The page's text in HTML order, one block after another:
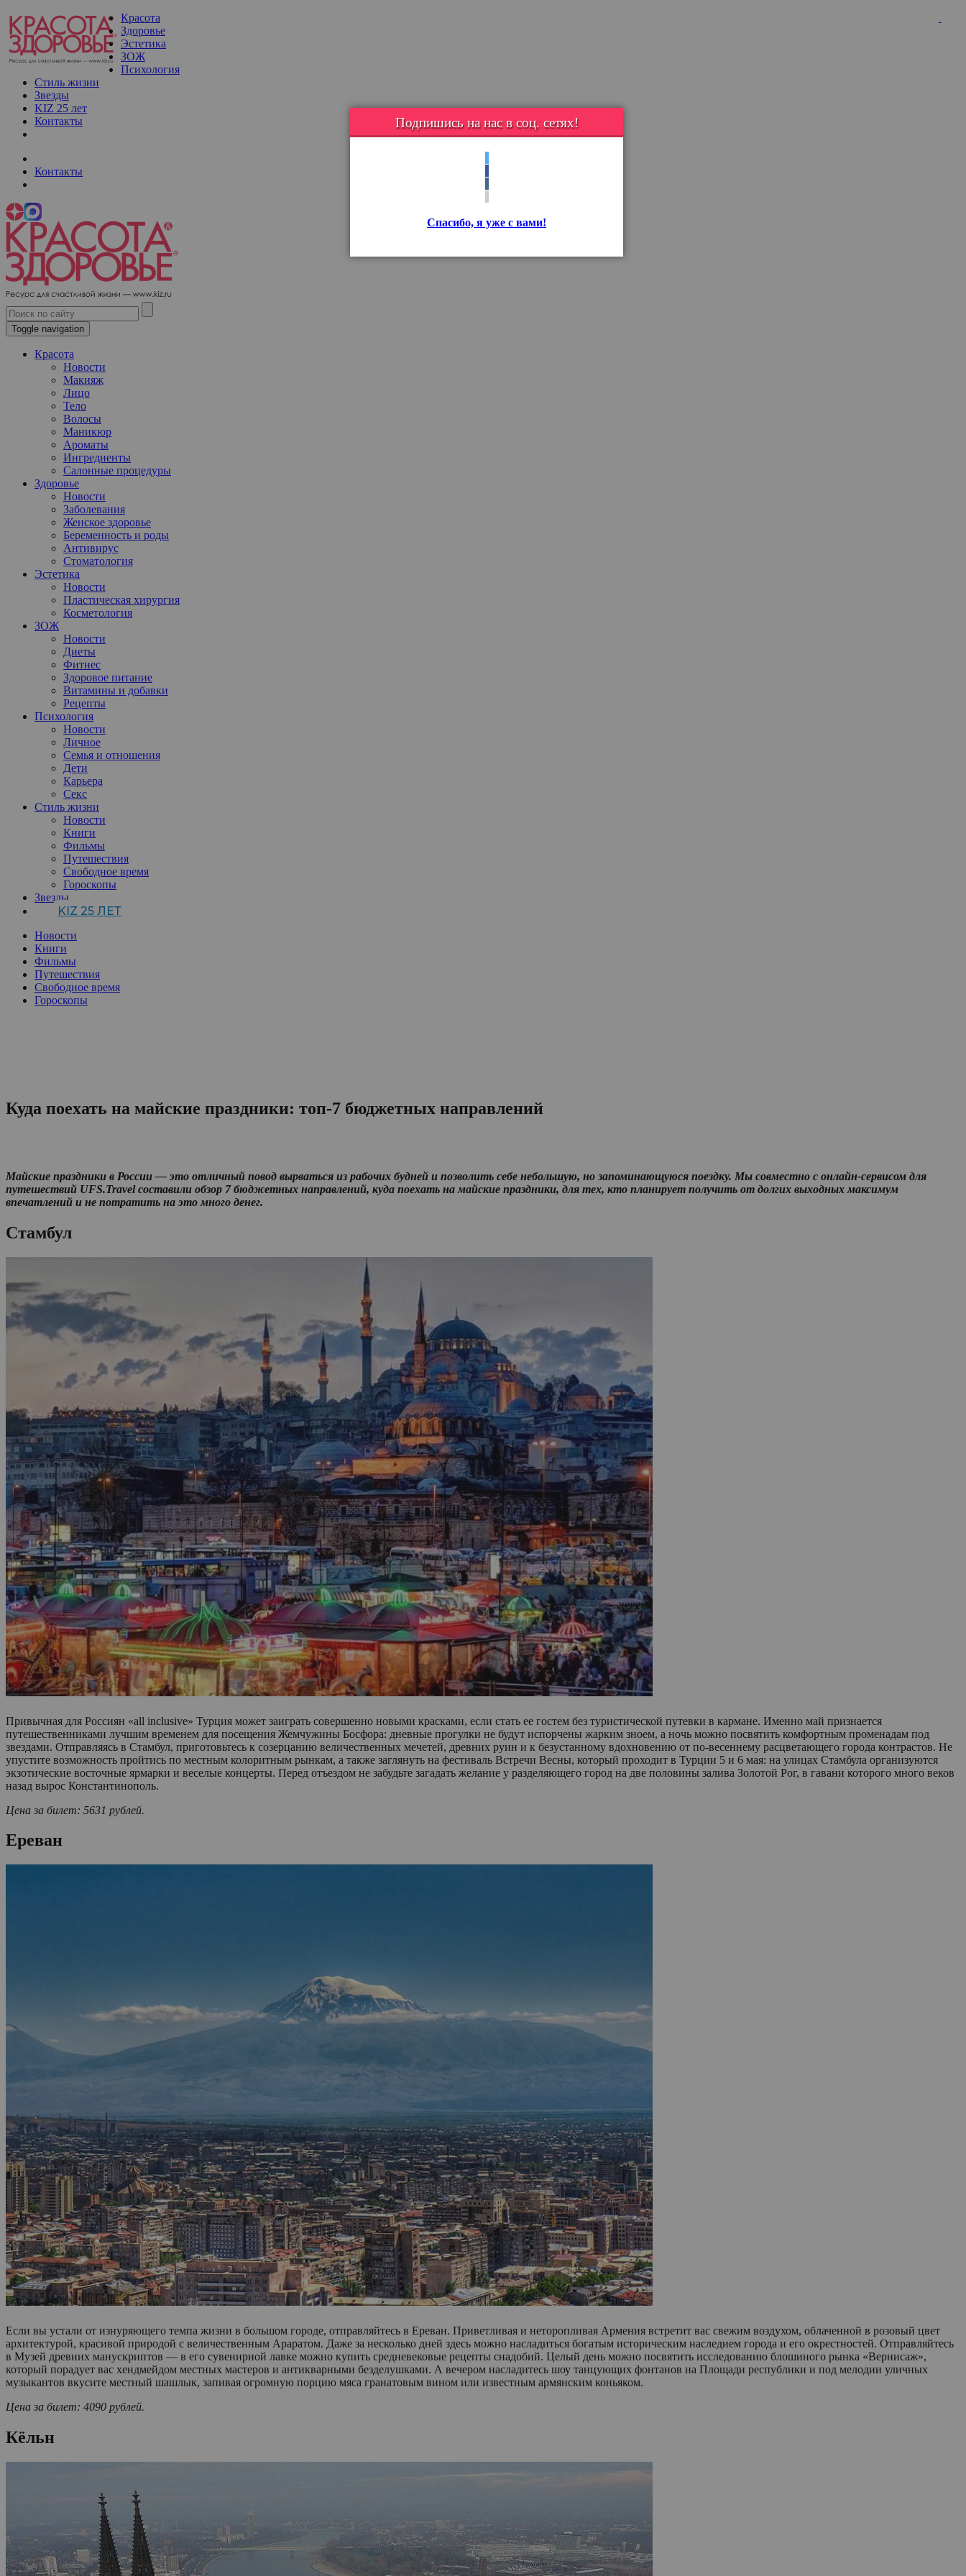
Красота
Здоровье
Эстетика
ЗОЖ
Психология
Стиль жизни
Звезды
KIZ 25 лет
Контакты
Контакты
Toggle navigation
Красота
Новости
Макияж
Лицо
Тело
Волосы
Маникюр
Ароматы
Ингредиенты
Салонные процедуры
Здоровье
Новости
Заболевания
Женское здоровье
Беременность и роды
Антивирус
Стоматология
Эстетика
Новости
Пластическая хирургия
Косметология
ЗОЖ
Новости
Диеты
Фитнес
Здоровое питание
Витамины и добавки
Рецепты
Психология
Новости
Личное
Семья и отношения
Дети
Карьера
Секс
Стиль жизни
Новости
Книги
Фильмы
Путешествия
Свободное время
Гороскопы
Звезды
KIZ 25 ЛЕТ
Новости
Книги
Фильмы
Путешествия
Свободное время
Гороскопы
Подпишись на нас в соц. сетях!
Спасибо, я уже с вами!
Куда поехать на майские праздники: топ-7 бюджетных направлений
Майские праздники в России — это отличный повод вырваться из рабочих будней и позволить себе небольшую, но запоминающуюся поездку. Мы совместно с онлайн-сервисом для
путешествий UFS.Travelсоставили обзор 7 бюджетных направлений, куда поехать на майские праздники, для тех, кто планирует получить от долгих выходных максимум
впечатлений и не потратить на это много денег.
Стамбул
Привычная для Россиян «all inclusive» Турция может заиграть совершенно новыми красками, если стать ее гостем без туристической путевки в кармане. Именно май признается
путешественниками лучшим временем для посещения Жемчужины Босфора: дневные прогулки не будут испорчены жарким зноем, а ночь можно посвятить комфортным променадам под
звездами. Отправляясь в Стамбул, приготовьтесь к созерцанию величественных мечетей, древних руин и к безустанному вдохновению от по-весеннему расцветающего города контрастов. Не
упустите возможность пройтись по местным колоритным рынкам, а также заглянуть на фестиваль Встречи Весны, который проходит в Турции 5 и 6 мая: на улицах Стамбула организуются
экзотические восточные ярмарки и веселые концерты. Перед отъездом не забудьте загадать желание у разделяющего город на две половины залива Золотой Рог, в гавани которого много веков
назад вырос Константинополь.
Цена за билет: 5631 рублей.
Ереван
Если вы устали от изнуряющего темпа жизни в большом городе, отправляйтесь в Ереван. Приветливая и неторопливая Армения встретит вас свежим воздухом, облаченной в розовый цвет
архитектурой, красивой природой с величественным Араратом. Даже за несколько дней здесь можно насладиться богатым историческим наследием города и его окрестностей. Отправляйтесь
в Музей древних манускриптов — в его сувенирной лавке можно купить средневековые рецепты снадобий. Целый день можно посвятить исследованию блошиного рынка «Вернисаж»,
который порадует вас хендмейдом местных мастеров и антикварными безделушками. А вечером насладитесь шоу танцующих фонтанов на Площади республики и под мелодии уличных
музыкантов вкусите местный шашлык, запивая огромную порцию мяса гранатовым вином или известным армянским коньяком.
Цена за билет: 4090 рублей.
Кёльн